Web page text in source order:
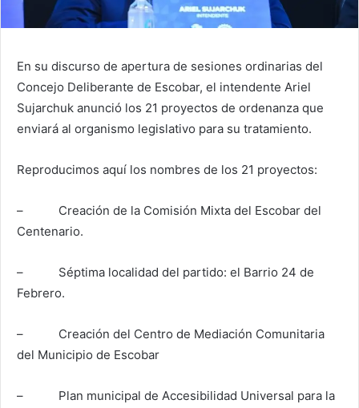
En su discurso de apertura de sesiones ordinarias del
Concejo Deliberante de Escobar, el intendente Ariel
Sujarchuk anunció los 21 proyectos de ordenanza que
enviará al organismo legislativo para su tratamiento.
Reproducimos aquí los nombres de los 21 proyectos:
– Creación de la Comisión Mixta del Escobar del
Centenario.
– Séptima localidad del partido: el Barrio 24 de
Febrero.
– Creación del Centro de Mediación Comunitaria
del Municipio de Escobar
– Plan municipal de Accesibilidad Universal para la